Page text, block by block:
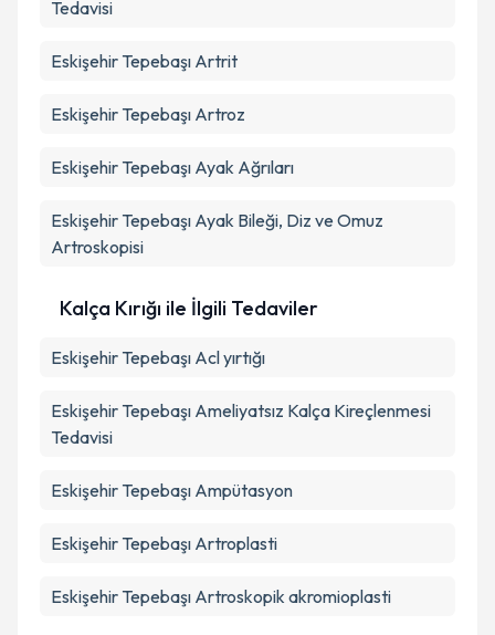
Tedavisi
Eskişehir Tepebaşı Artrit
Eskişehir Tepebaşı Artroz
Eskişehir Tepebaşı Ayak Ağrıları
Eskişehir Tepebaşı Ayak Bileği, Diz ve Omuz
Artroskopisi
Kalça Kırığı ile İlgili Tedaviler
Eskişehir Tepebaşı Acl yırtığı
Eskişehir Tepebaşı Ameliyatsız Kalça Kireçlenmesi
Tedavisi
Eskişehir Tepebaşı Ampütasyon
Eskişehir Tepebaşı Artroplasti
Eskişehir Tepebaşı Artroskopik akromioplasti